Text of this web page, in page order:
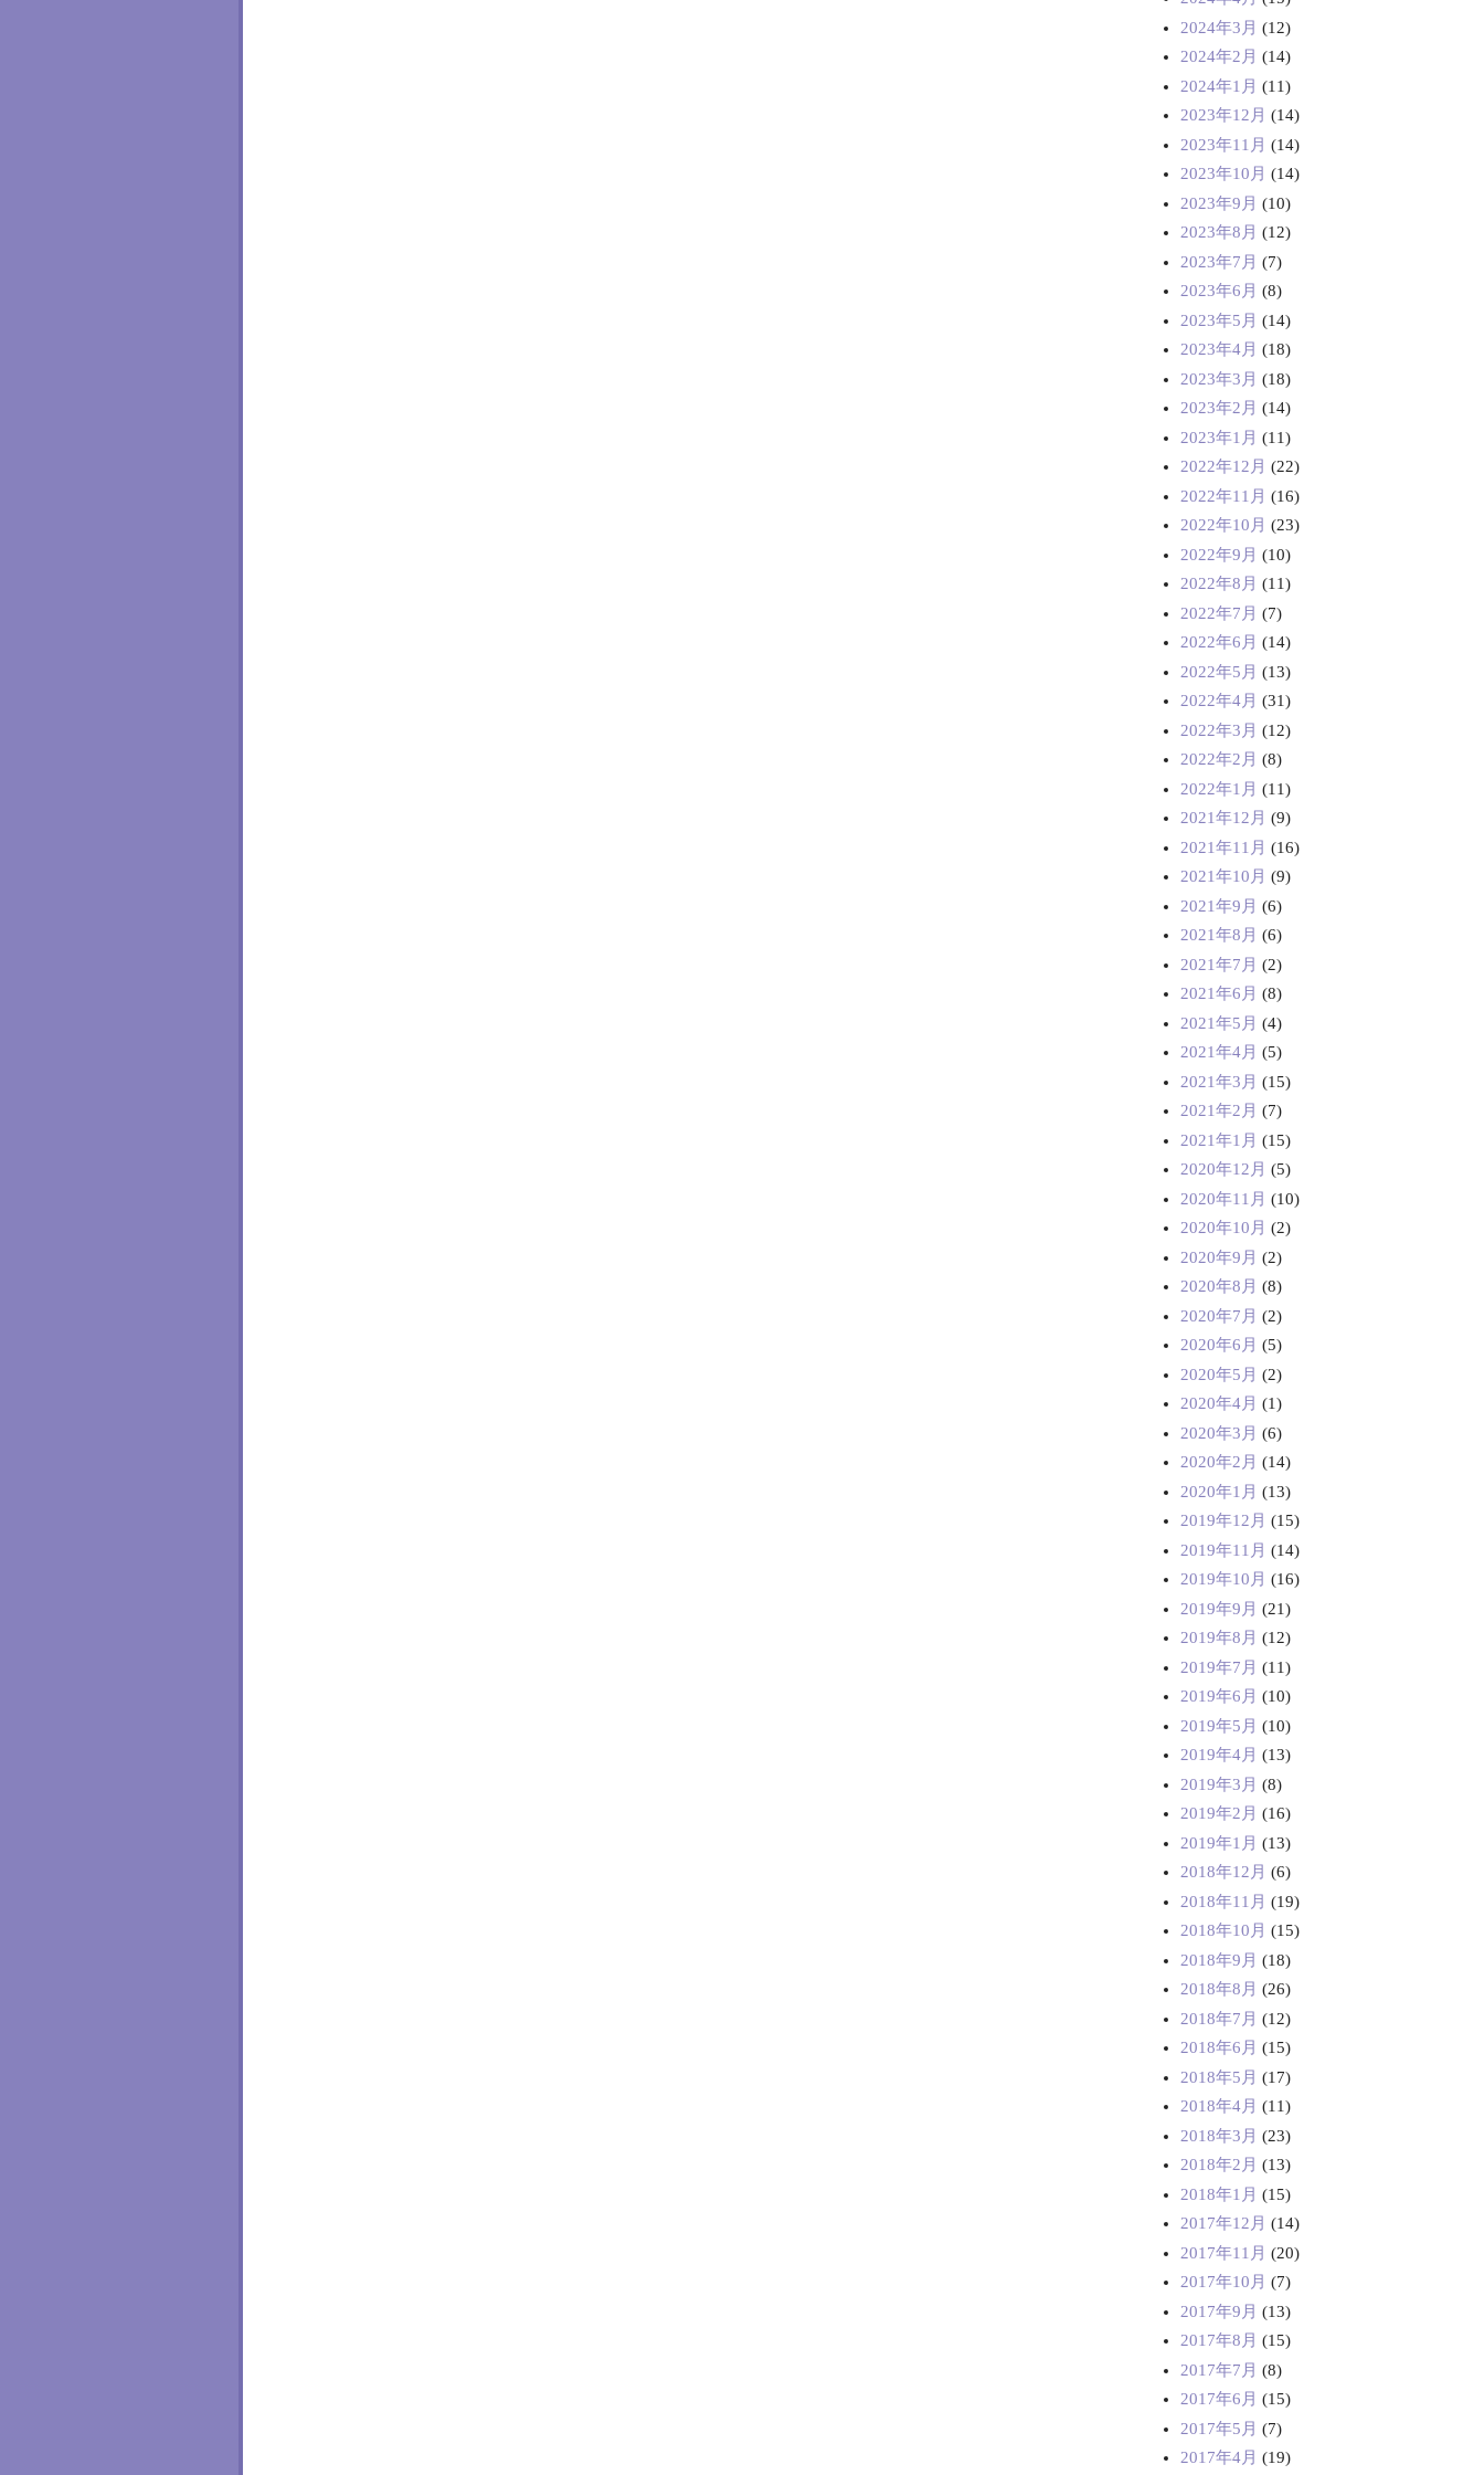
2024年3月 (12)
2024年2月 (14)
2024年1月 (11)
2023年12月 (14)
2023年11月 (14)
2023年10月 (14)
2023年9月 (10)
2023年8月 (12)
2023年7月 (7)
2023年6月 (8)
2023年5月 (14)
2023年4月 (18)
2023年3月 (18)
2023年2月 (14)
2023年1月 (11)
2022年12月 (22)
2022年11月 (16)
2022年10月 (23)
2022年9月 (10)
2022年8月 (11)
2022年7月 (7)
2022年6月 (14)
2022年5月 (13)
2022年4月 (31)
2022年3月 (12)
2022年2月 (8)
2022年1月 (11)
2021年12月 (9)
2021年11月 (16)
2021年10月 (9)
2021年9月 (6)
2021年8月 (6)
2021年7月 (2)
2021年6月 (8)
2021年5月 (4)
2021年4月 (5)
2021年3月 (15)
2021年2月 (7)
2021年1月 (15)
2020年12月 (5)
2020年11月 (10)
2020年10月 (2)
2020年9月 (2)
2020年8月 (8)
2020年7月 (2)
2020年6月 (5)
2020年5月 (2)
2020年4月 (1)
2020年3月 (6)
2020年2月 (14)
2020年1月 (13)
2019年12月 (15)
2019年11月 (14)
2019年10月 (16)
2019年9月 (21)
2019年8月 (12)
2019年7月 (11)
2019年6月 (10)
2019年5月 (10)
2019年4月 (13)
2019年3月 (8)
2019年2月 (16)
2019年1月 (13)
2018年12月 (6)
2018年11月 (19)
2018年10月 (15)
2018年9月 (18)
2018年8月 (26)
2018年7月 (12)
2018年6月 (15)
2018年5月 (17)
2018年4月 (11)
2018年3月 (23)
2018年2月 (13)
2018年1月 (15)
2017年12月 (14)
2017年11月 (20)
2017年10月 (7)
2017年9月 (13)
2017年8月 (15)
2017年7月 (8)
2017年6月 (15)
2017年5月 (7)
2017年4月 (19)